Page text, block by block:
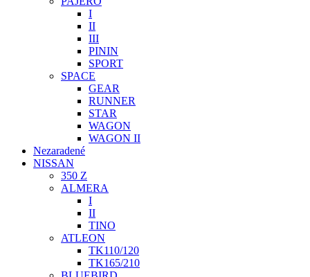
I
II
III
PININ
SPORT
SPACE
GEAR
RUNNER
STAR
WAGON
WAGON II
Nezaradené
NISSAN
350 Z
ALMERA
I
II
TINO
ATLEON
TK110/120
TK165/210